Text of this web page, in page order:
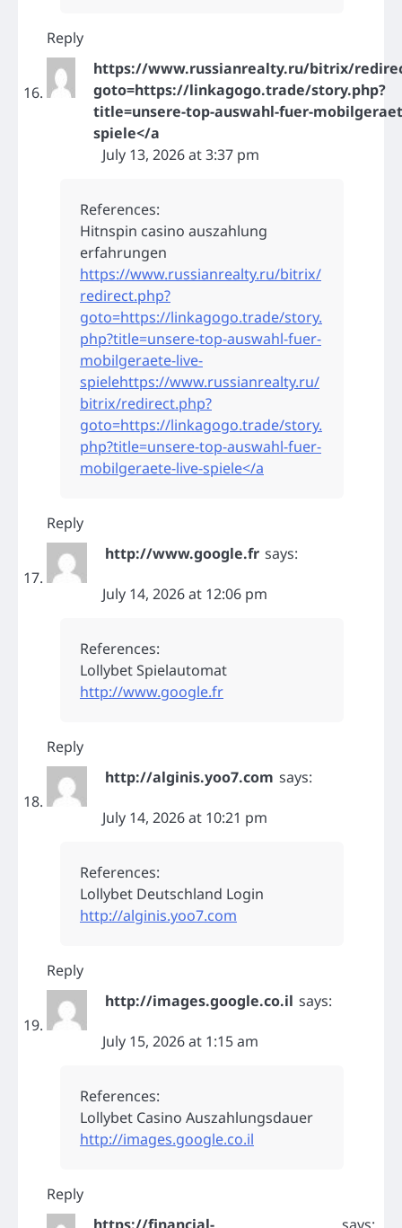
Reply
https://www.russianrealty.ru/bitrix/
goto=https://linkagogo.trade/story.php?
title=unsere-top-auswahl-fuer-
spiele</a
July 13, 2026 at 3:37 pm
References:
Hitnspin casino auszahlung
erfahrungen
https://www.russianrealty.ru/bitrix/
redirect.php?
goto=https://linkagogo.trade/story.
php?title=unsere-top-auswahl-fuer-
mobilgeraete-live-
spielehttps://www.russianrealty.ru/
bitrix/redirect.php?
goto=https://linkagogo.trade/story.
php?title=unsere-top-auswahl-fuer-
mobilgeraete-live-spiele</a
Reply
http://www.google.fr says:
July 14, 2026 at 12:06 pm
References:
Lollybet Spielautomat
http://www.google.fr
Reply
http://alginis.yoo7.com says:
July 14, 2026 at 10:21 pm
References:
Lollybet Deutschland Login
http://alginis.yoo7.com
Reply
http://images.google.co.il says:
July 15, 2026 at 1:15 am
References:
Lollybet Casino Auszahlungsdauer
http://images.google.co.il
Reply